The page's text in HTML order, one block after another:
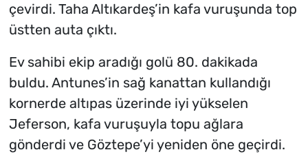
çevirdi. Taha Altıkardeş’in kafa vuruşunda top
üstten auta çıktı.
Ev sahibi ekip aradığı golü 80. dakikada
buldu. Antunes’in sağ kanattan kullandığı
kornerde altıpas üzerinde iyi yükselen
Jeferson, kafa vuruşuyla topu ağlara
gönderdi ve Göztepe’yi yeniden öne geçirdi.